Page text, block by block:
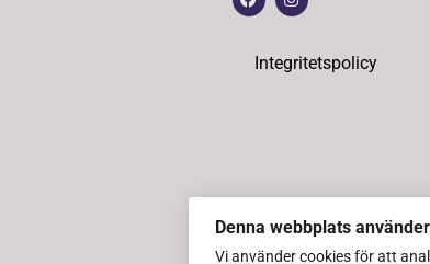
Integritetspolicy
Denna webbplats
Vi använder cookies för att